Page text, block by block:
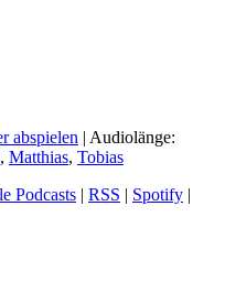
abspielen | Audiolänge:
, Matthias, Tobias
Podcasts | RSS | Spotify |